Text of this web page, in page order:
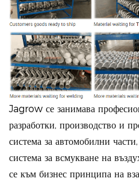
Jagrow се занимава
разработки, производство и
система за автомобилни
система за всмукване на
се към бизнес принципа на